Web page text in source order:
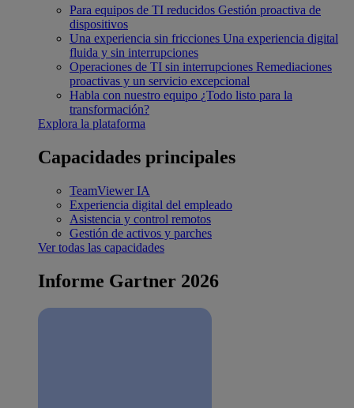
Para equipos de TI reducidos Gestión proactiva de
dispositivos
Una experiencia sin fricciones Una experiencia digital
fluida y sin interrupciones
Operaciones de TI sin interrupciones Remediaciones
proactivas y un servicio excepcional
Habla con nuestro equipo ¿Todo listo para la
transformación?
Explora la plataforma
Capacidades principales
TeamViewer IA
Experiencia digital del empleado
Asistencia y control remotos
Gestión de activos y parches
Ver todas las capacidades
Informe Gartner 2026